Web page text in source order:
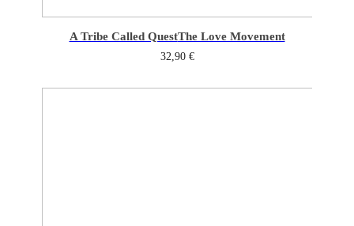
A Tribe Called QuestThe Love Movement
32,90 €